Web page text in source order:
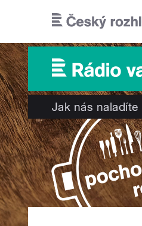
Jak nás naladíte